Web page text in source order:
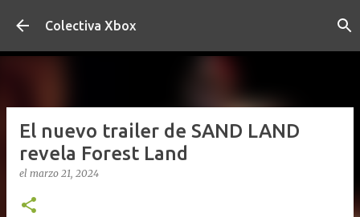
Ir al contenido principal
Colectiva Xbox
El nuevo trailer de SAND LAND
revela Forest Land
el marzo 21, 2024